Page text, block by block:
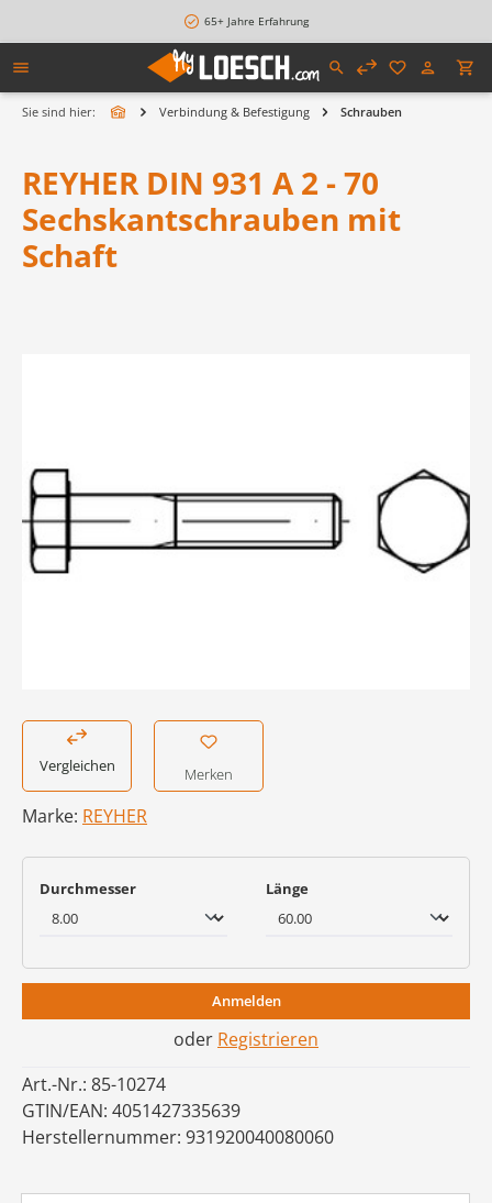
65+ Jahre Erfahrung
Sie sind hier: Verbindung & Befestigung Schrauben
REYHER DIN 931 A 2 - 70
Sechskantschrauben mit
Schaft
Vergleichen Merken
Marke: REYHER
Durchmesserauswählen Längeauswählen
Anmelden
oder Registrieren
Art.-Nr.: 85-10274
GTIN/EAN: 4051427335639
Herstellernummer: 931920040080060